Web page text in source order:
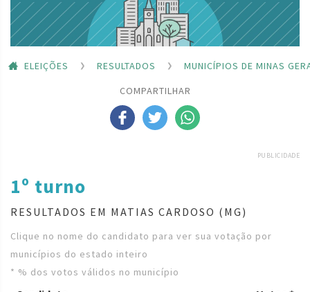
ELEIÇÕES RESULTADOS
MUNICÍPIOS DE MINAS
COMPARTILHAR
PUBLICIDADE
1º turno
RESULTADOS EM MATIAS CARDOSO (MG)
Clique no nome do candidato para ver sua votação por
municípios do estado inteiro
* % dos votos válidos no município